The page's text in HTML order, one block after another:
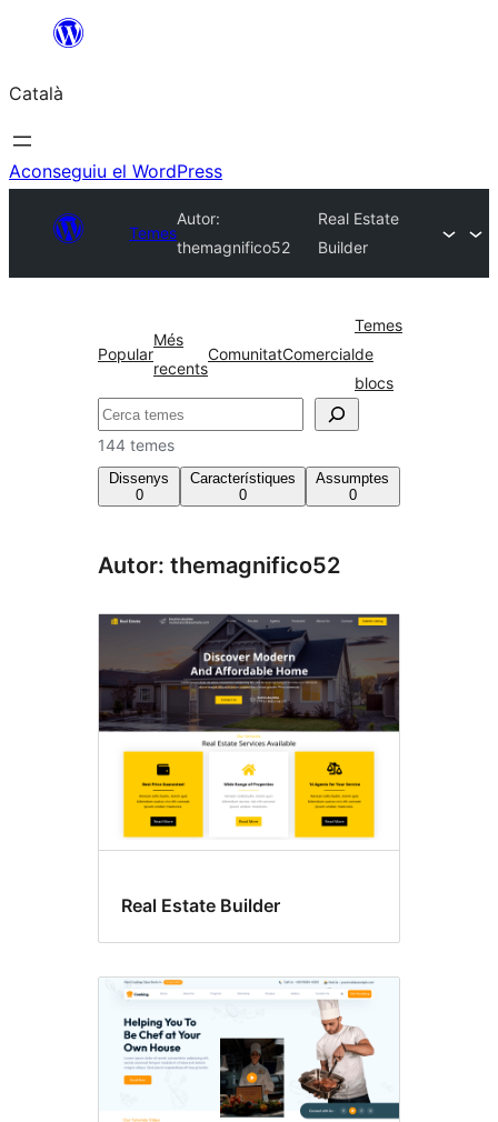
contingut
Català
Aconseguiu el WordPress
Temes
Autor:
themagnifico52
Real Estate
Builder
Popular
Més
recents
ComunitatComercial
Temes
de
blocs
Cerca
144 temes
Dissenys
0
Característiques
0
Assumptes
0
Autor: themagnifico52
Real Estate Builder